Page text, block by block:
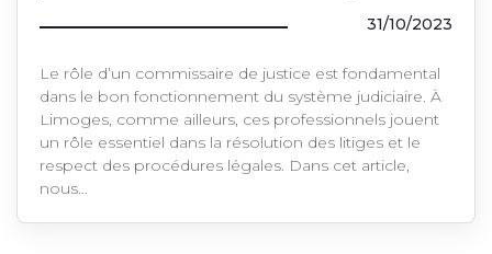
31/10/2023
Le rôle d’un commissaire de justice est fondamental
dans le bon fonctionnement du système judiciaire. À
Limoges, comme ailleurs, ces professionnels jouent
un rôle essentiel dans la résolution des litiges et le
respect des procédures légales. Dans cet article,
nous…